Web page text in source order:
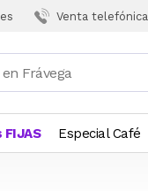
Venta telefónica
FIJAS Especial Café